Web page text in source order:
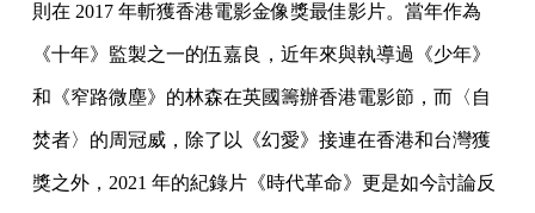
則在 2017 年斬獲香港電影金像獎最佳影片。當年作為
《十年》監製之一的伍嘉良，近年來與執導過《少年》
和《窄路微塵》的林森在英國籌辦香港電影節，而〈自
焚者〉的周冠威，除了以《幻愛》接連在香港和台灣獲
獎之外，2021 年的紀錄片《時代革命》更是如今討論反